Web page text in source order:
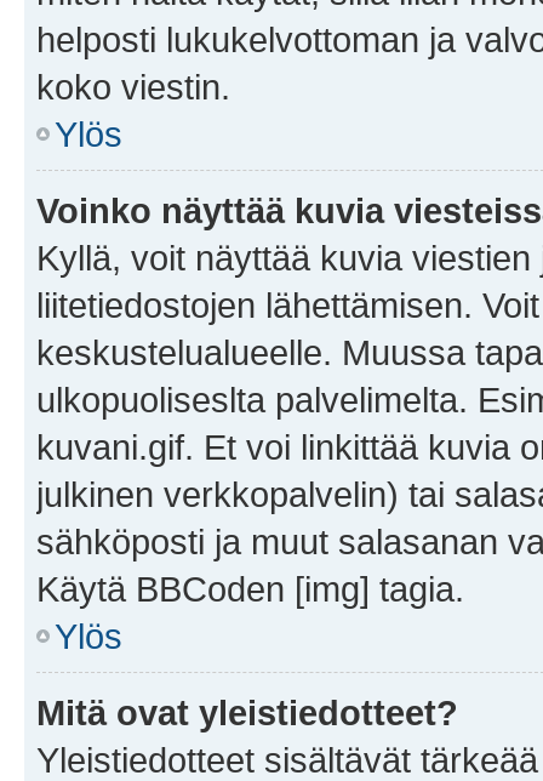
helposti lukukelvottoman ja
koko viestin.
Ylös
Voinko näyttää kuvia
Kyllä, voit näyttää kuvia
liitetiedostojen lähettämisen.
keskustelualueelle. Muussa
ulkopuoliseslta palvelimelta.
kuvani.gif. Et voi linkittää kuvia
julkinen verkkopalvelin) tai
sähköposti ja muut salasanan
Käytä BBCoden [img] tagia.
Ylös
Mitä ovat yleistiedotteet?
Yleistiedotteet sisältävät